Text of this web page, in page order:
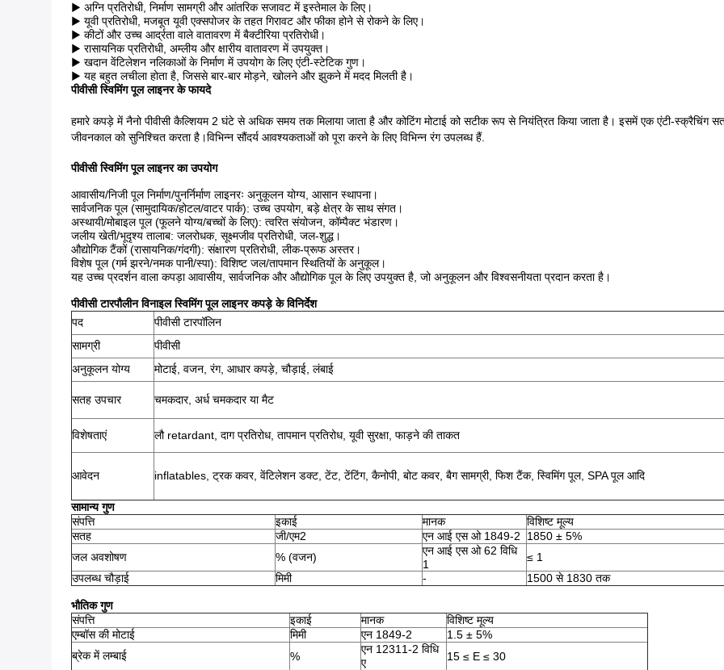
▶ अग्नि प्रतिरोधी, निर्माण सामग्री और आंतरिक सजावट में इस्तेमाल के लिए।
▶ यूवी प्रतिरोधी, मजबूत यूवी एक्सपोजर के तहत गिरावट और फीका होने से रोकने के लिए।
▶ कीटों और उच्च आर्द्रता वाले वातावरण में बैक्टीरिया प्रतिरोधी।
▶ रासायनिक प्रतिरोधी, अम्लीय और क्षारीय वातावरण में उपयुक्त।
▶ खदान वेंटिलेशन नलिकाओं के निर्माण में उपयोग के लिए एंटी-स्टेटिक गुण।
▶ यह बहुत लचीला होता है, जिससे बार-बार मोड़ने, खोलने और झुकने में मदद मिलती है।
पीवीसी स्विमिंग पूल लाइनर के फायदे
हमारे कपड़े में नैनो पीवीसी कैल्शियम 2 घंटे से अधिक समय तक मिलाया जाता है और कोटिंग मोटाई को सटीक रूप से नियंत्रित किया जाता है। इसमें एक एंटी-
जीवनकाल को सुनिश्चित करता है।विभिन्न सौंदर्य आवश्यकताओं को पूरा करने के लिए विभिन्न रंग उपलब्ध हैं.
पीवीसी स्विमिंग पूल लाइनर का उपयोग
आवासीय/निजी पूल निर्माण/पुनर्निर्माण लाइनरः अनुकूलन योग्य, आसान स्थापना।
सार्वजनिक पूल (सामुदायिक/होटल/वाटर पार्क): उच्च उपयोग, बड़े क्षेत्र के साथ संगत।
अस्थायी/मोबाइल पूल (फूलने योग्य/बच्चों के लिए): त्वरित संयोजन, कॉम्पैक्ट भंडारण।
जलीय खेती/भूदृश्य तालाब: जलरोधक, सूक्ष्मजीव प्रतिरोधी, जल-शुद्ध।
औद्योगिक टैंकों (रासायनिक/गंदगी): संक्षारण प्रतिरोधी, लीक-प्रूफ अस्तर।
विशेष पूल (गर्म झरने/नमक पानी/स्पा): विशिष्ट जल/तापमान स्थितियों के अनुकूल।
यह उच्च प्रदर्शन वाला कपड़ा आवासीय, सार्वजनिक और औद्योगिक पूल के लिए उपयुक्त है, जो अनुकूलन और विश्वसनीयता प्रदान करता है।
पीवीसी टारपौलीन विनाइल स्विमिंग पूल लाइनर कपड़े के विनिर्देश
पद
पीवीसी टारपॉलिन
सामग्री
पीवीसी
अनुकूलन योग्य
मोटाई, वजन, रंग, आधार कपड़े, चौड़ाई, लंबाई
सतह उपचार चमकदार, अर्ध चमकदार या मैट
विशेषताएं लौ retardant, दाग प्रतिरोध, तापमान प्रतिरोध, यूवी सुरक्षा, फाड़ने की ताकत
आवेदन inflatables, ट्रक कवर, वेंटिलेशन डक्ट, टेंट, टेंटिंग, कैनोपी, बोट कवर, बैग सामग्री, फिश टैंक, स्विमिंग पूल, SPA पूल आदि
सामान्य गुण
संपत्ति
इकाई मानक
विशिष्ट मूल्य
सतह
जी/एम2 एन आई एस ओ 1849-2
1850 ± 5%
जल अवशोषण
% (वजन)
एन आई एस ओ 62 विधि
1
≤ 1
उपलब्ध चौड़ाई
मिमी - 1500 से 1830 तक
भौतिक गुण
संपत्ति
इकाई मानक
विशिष्ट मूल्य
एम्बॉस की मोटाई
मिमी एन 1849-2
1.5 ± 5%
ब्रेक में लम्बाई
%
एन 12311-2 विधि
ए
15 ≤ E ≤ 30